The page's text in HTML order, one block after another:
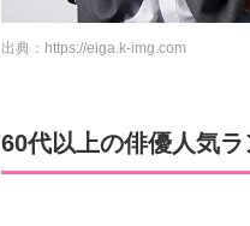
出典： https://eiga.k-img.com
60代以上の俳優人気